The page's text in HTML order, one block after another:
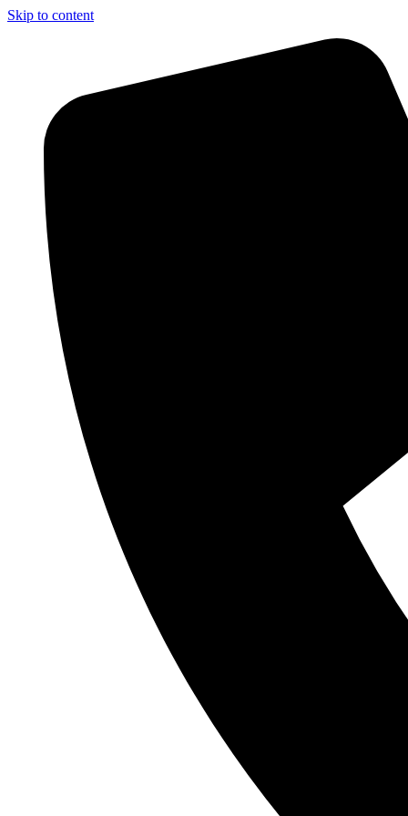
Skip to content